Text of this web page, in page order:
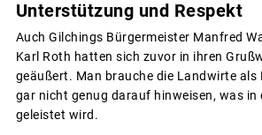
Unterstützung und Respekt
Auch Gilchings Bürgermeister Manfred
Karl Roth hatten sich zuvor in ihren
geäußert. Man brauche die Landwirte als
gar nicht genug darauf hinweisen, was
geleistet wird.